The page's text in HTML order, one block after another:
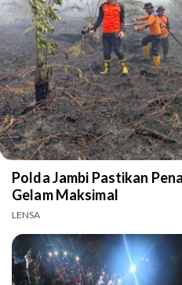
Polda Jambi Pastikan
Gelam Maksimal
LENSA